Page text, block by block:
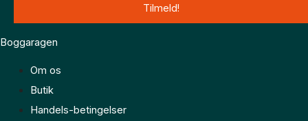
Boggaragen
Om os
Butik
Handels-betingelser